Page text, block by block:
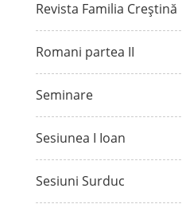
Revista Familia Creștină
Romani partea II
Seminare
Sesiunea I Ioan
Sesiuni Surduc